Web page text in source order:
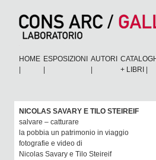
HOME ESPOSIZIONI
AUTORI
+ LIBRI
NICOLAS SAVARY E TILO STEIREIF
salvare – catturare
la pobbia un patrimonio in viaggio
fotografie e video di
Nicolas Savary e Tilo Steireif